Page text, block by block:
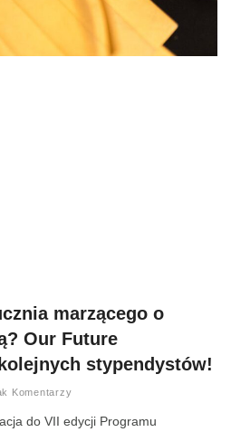
marzącego o
Our Future
stypendystów!
Komentarzy
do VII edycji Programu